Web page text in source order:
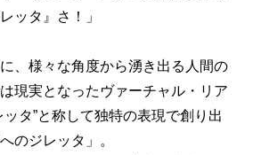
ッタ』さ！」
、様々な角度から湧き出る人間の
現実となったヴァーチャル・リア
ッタ”と称して独特の表現で創り出
のジレッタ」。